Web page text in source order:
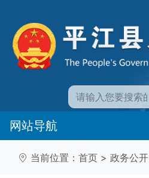
网站导航
当前位置： 首页 > 政务公开